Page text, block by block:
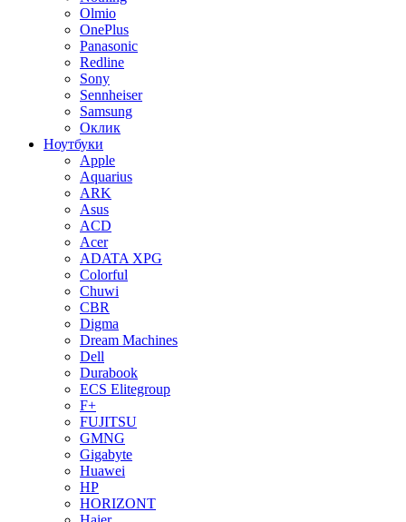
Olmio
OnePlus
Panasonic
Redline
Sony
Sennheiser
Samsung
Оклик
Ноутбуки
Apple
Aquarius
ARK
Asus
ACD
Acer
ADATA XPG
Colorful
Chuwi
CBR
Digma
Dream Machines
Dell
Durabook
ECS Elitegroup
F+
FUJITSU
GMNG
Gigabyte
Huawei
HP
HORIZONT